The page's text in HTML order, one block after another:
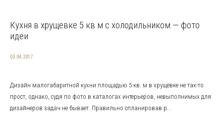
Кухня в хрущевке 5 кв м с холодильником — фото
идеи
03.04.2017
Дизайн малогабаритной кухни площадью 5 кв. м в хрущёвке не так-то
прост, однако, судя по фото в каталогах интерьеров, невыполнимых для
дизайнеров задач не бывает. Правильно спланировав р...